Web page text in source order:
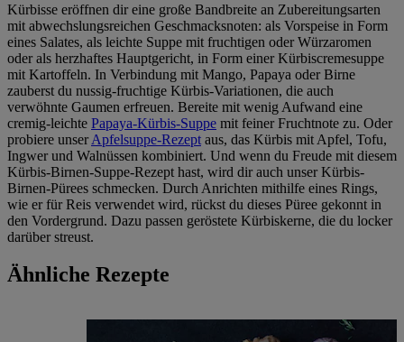
Kürbisse eröffnen dir eine große Bandbreite an Zubereitungsarten
mit abwechslungsreichen Geschmacksnoten: als Vorspeise in Form
eines Salates, als leichte Suppe mit fruchtigen oder Würzaromen
oder als herzhaftes Hauptgericht, in Form einer Kürbiscremesuppe
mit Kartoffeln. In Verbindung mit Mango, Papaya oder Birne
zauberst du nussig-fruchtige Kürbis-Variationen, die auch
verwöhnte Gaumen erfreuen. Bereite mit wenig Aufwand eine
cremig-leichte Papaya-Kürbis-Suppe mit feiner Fruchtnote zu. Oder
probiere unserApfelsuppe-Rezept aus, das Kürbis mit Apfel, Tofu,
Ingwer und Walnüssen kombiniert. Und wenn du Freude mit diesem
Kürbis-Birnen-Suppe-Rezept hast, wird dir auch unser Kürbis-
Birnen-Pürees schmecken. Durch Anrichten mithilfe eines Rings,
wie er für Reis verwendet wird, rückst du dieses Püree gekonnt in
den Vordergrund. Dazu passen geröstete Kürbiskerne, die du locker
darüber streust.
Ähnliche Rezepte